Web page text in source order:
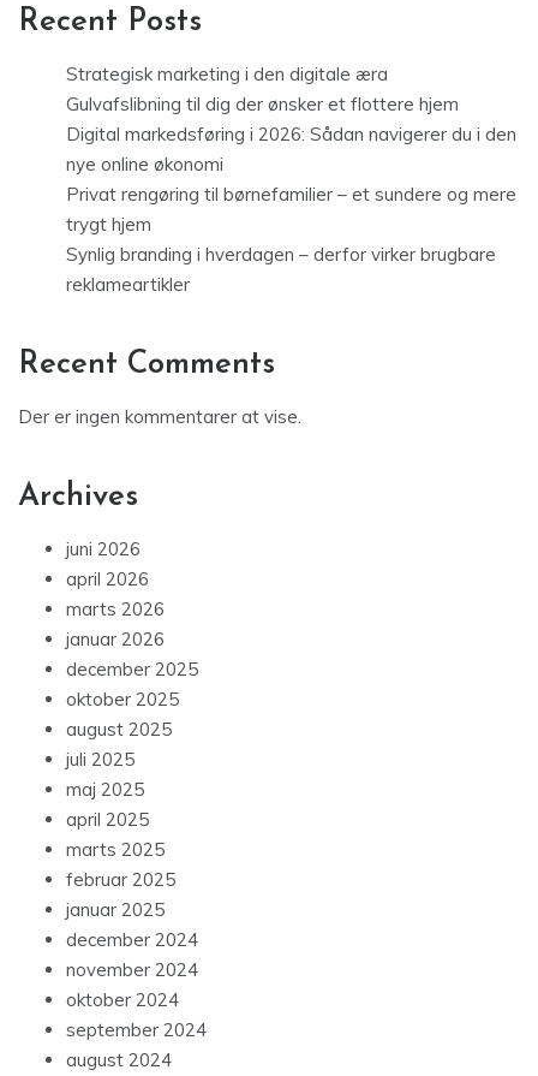
Recent Posts
Strategisk marketing i den digitale æra
Gulvafslibning til dig der ønsker et flottere hjem
Digital markedsføring i 2026: Sådan navigerer du i den
nye online økonomi
Privat rengøring til børnefamilier – et sundere og mere
trygt hjem
Synlig branding i hverdagen – derfor virker brugbare
reklameartikler
Recent Comments
Der er ingen kommentarer at vise.
Archives
juni 2026
april 2026
marts 2026
januar 2026
december 2025
oktober 2025
august 2025
juli 2025
maj 2025
april 2025
marts 2025
februar 2025
januar 2025
december 2024
november 2024
oktober 2024
september 2024
august 2024